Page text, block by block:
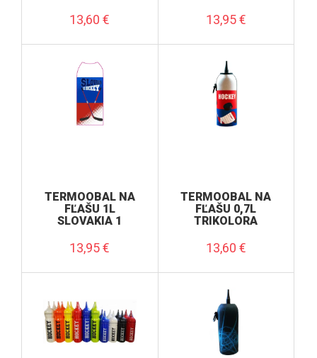
13,60€ 13,95€
TERMOOBAL NA
FĽAŠU 1L
SLOVAKIA 1
13,95€
TERMOOBAL NA
FĽAŠU 0,7L
TRIKOLORA
13,60 €